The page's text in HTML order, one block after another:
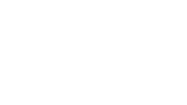
der Schneeanzug für Mädchen trägt sich
im Schnee noch bequem. Eine
5.000 mm gilt dabei als idealer
Wetterschutz. Zudem gewährleisten
dass sich Wärme staut oder
feucht und klamm anfühlt. Auch
Reißverschlüsse